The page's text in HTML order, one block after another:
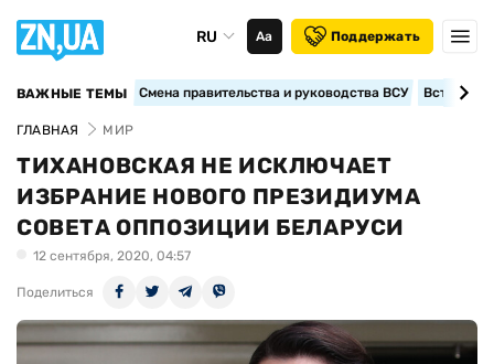
RU Аа Поддержать
ВАЖНЫЕ ТЕМЫ Смена правительства и руководства ВСУ
ГЛАВНАЯ МИР
ТИХАНОВСКАЯ НЕ ИСКЛЮЧАЕТ
ИЗБРАНИЕ НОВОГО ПРЕЗИДИУМА
СОВЕТА ОППОЗИЦИИ БЕЛАРУСИ
12 сентября, 2020, 04:57
Поделиться